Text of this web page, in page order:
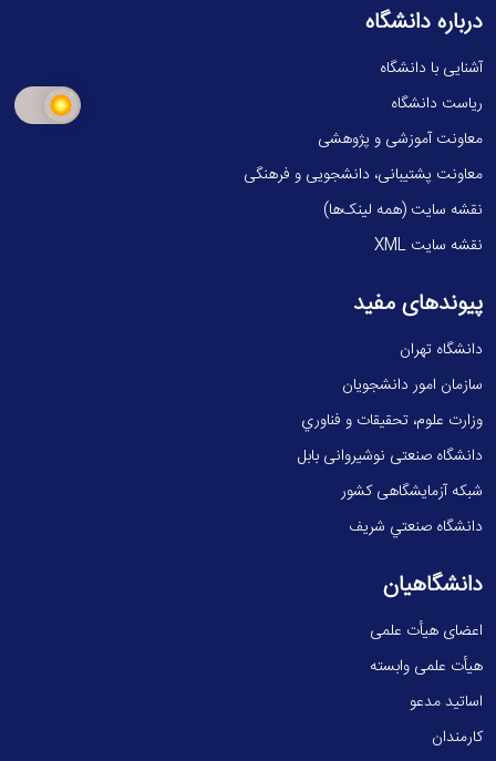
درباره دانشگاه
آشنایی با دانشگاه
ریاست دانشگاه
معاونت آموزشی و پژوهشی
معاونت پشتیبانی، دانشجویی و فرهنگی
نقشه سایت (همه لینک‌ها)
نقشه سایت XML
پیوندهای مفید
دانشگاه تهران
سازمان امور دانشجویان
وزارت علوم، تحقيقات و فناوري
دانشگاه صنعتی نوشیروانی بابل
شبکه آزمایشگاهی کشور
دانشگاه صنعتي شريف
دانشگاهیان
اعضای هیأت علمی
هیأت علمی وابسته
اساتید مدعو
کارمندان